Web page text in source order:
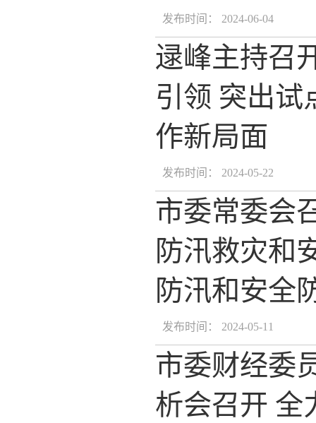
发布时间： 2024-06-04
逯峰主持召
引领 突出试
作新局面
发布时间： 2024-05-22
市委常委会
防汛救灾和
防汛和安全
发布时间： 2024-05-11
市委财经委
析会召开 全